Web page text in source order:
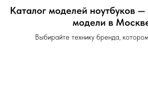
Каталог моделей ноутбуков —
модели в
Выбирайте технику бренда,